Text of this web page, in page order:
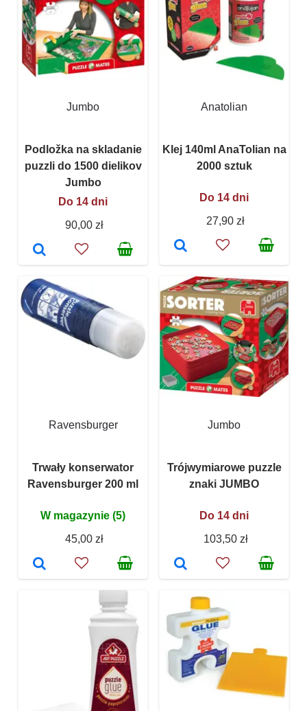
Jumbo
Podložka na skladanie
puzzli do 1500 dielikov
Jumbo
Do 14 dni
90,00 zł
Anatolian
Klej 140ml AnaTolian na
2000 sztuk
Do 14 dni
27,90 zł
Ravensburger
Trwały konserwator
Ravensburger 200 ml
W magazynie (5)
45,00 zł
Jumbo
Trójwymiarowe puzzle
znaki JUMBO
Do 14 dni
103,50 zł